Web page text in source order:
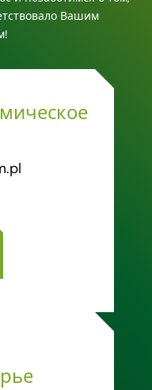
Вашим